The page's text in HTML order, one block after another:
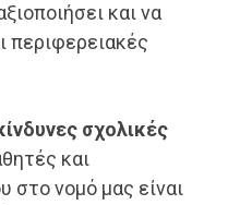
και να
περιφερειακές
σχολικές
και
στο νομό μας είναι